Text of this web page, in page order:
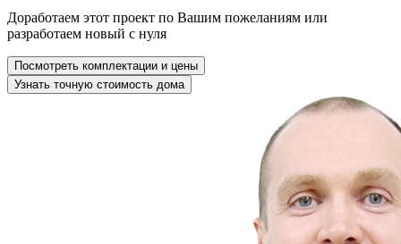
Доработаем этот проект по Вашим пожеланиям или
разработаем новый с нуля
Посмотреть комплектации и цены
Узнать точную стоимость дома